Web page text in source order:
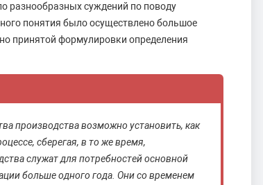
разнообразных суждений по поводу
понятия было осуществлено большое
принятой формулировки определения
производства возможно установить, как
сберегая, в то же время,
служат для потребностей основной
больше одного года. Они со временем